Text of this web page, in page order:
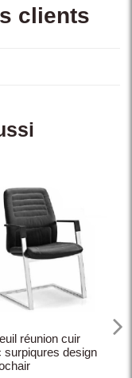
clients
réunion cuir
surpiqures design